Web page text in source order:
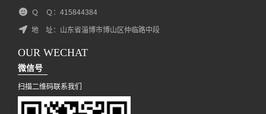
Ｑ Ｑ：415844384
地 址：山东省淄博市博山区仲临路中段
OUR WECHAT
微信号
扫描二维码联系我们